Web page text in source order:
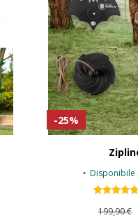
-25%
Disponibile
199,90 €